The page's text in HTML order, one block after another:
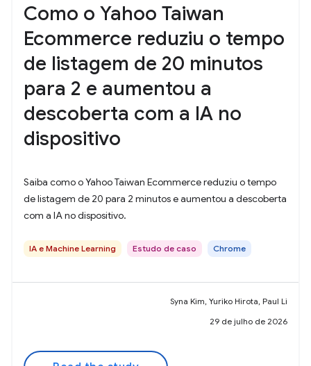
Como o Yahoo Taiwan
Ecommerce reduziu o tempo
de listagem de 20 minutos
para 2 e aumentou a
descoberta com a IA no
dispositivo
Saiba como o Yahoo Taiwan Ecommerce reduziu o tempo
de listagem de 20 para 2 minutos e aumentou a descoberta
com a IA no dispositivo.
IA e Machine Learning Estudo de caso Chrome
Syna Kim, Yuriko Hirota, Paul Li
29 de julho de 2026